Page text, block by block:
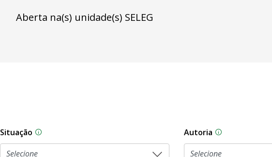
Aberta na(s) unidade(s) SELEG
Situação Na CLDF, as proposições legislativas passam por diferentes
Autoria As